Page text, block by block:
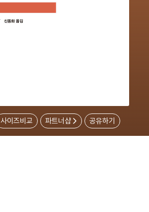
사이즈비교 파트너샵 공유하기